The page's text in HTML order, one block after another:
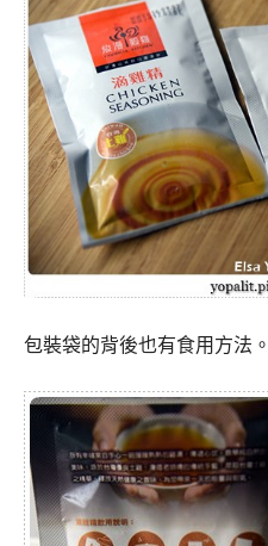
包裝袋的背後也有食用方法。